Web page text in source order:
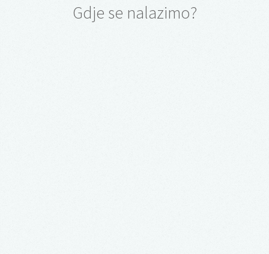
Gdje se nalazimo?